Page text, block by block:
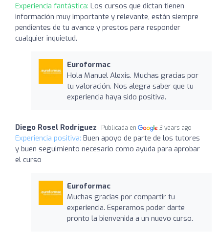
Experiencia fantástica: Los cursos que dictan tienen
información muy importante y relevante, están siempre
pendientes de tu avance y prestos para responder
cualquier inquietud.
Euroformac
Hola Manuel Alexis. Muchas gracias por
tu valoración. Nos alegra saber que tu
experiencia haya sido positiva.
Diego Rosel Rodríguez Publicada en 3 years ago
Experiencia positiva: Buen apoyo de parte de los tutores
y buen seguimiento necesario como ayuda para aprobar
el curso
Euroformac
Muchas gracias por compartir tu
experiencia. Esperamos poder darte
pronto la bienvenida a un nuevo curso.